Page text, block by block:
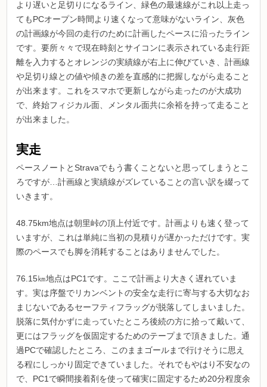
より遅いと足切りになるライン、緑色の最速線がこれ以上走っ
てもPCオープン時間より速くなって意味がないライン、灰色
の計画線が今回の走行のために計画したペースに沿ったライン
です。要所々々で現在時刻とサイコンに表示されている走行距
離を入力するとオレンジの実績線が右上に伸びていき、計画線
や足切り線との値や傾きの差を直感的に把握しながら走ること
が出来ます。これをスマホで更新しながら走ったのが大成功
で、終始フィジカル面、メンタル面共に余裕を持って走ること
が出来ました。
実走
ペースノートとStravaでもう書くことないと思ってしまうとこ
ろですが…計画線と実績線がズレていることの言い訳を綴って
いきます。
48.75km地点は朝里峠の頂上付近です。計画よりも速く登って
いますが、これは単純に当初の見積りが遅かっただけです。実
際のペースでも脚を消耗することはありませんでした。
76.15㎞地点はPC1です。ここで計画より大きく遅れていま
す。実は序盤でリカンベントの安全な走行に寄与する大切なお
まじないであるセーフティフラッグが脱落してしまいました。
脱落に気付かずに走っていたところ後続の方に拾って戴いて、
更にはフラッグを仮固定するためのテープまで頂きました。通
過PCで確認したところ、このままゴールまで行けそうに思え
る程にしっかり固定できていました。それでもやはり不安なの
で、PC1で瞬間接着剤を使って確実に固定するため20分程度余